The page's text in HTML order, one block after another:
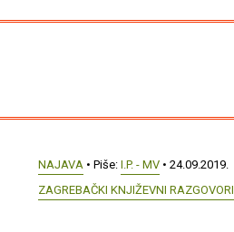
NAJAVA • Piše: I.P. - MV • 24.09.2019.
ZAGREBAČKI KNJIŽEVNI RAZGOVORI